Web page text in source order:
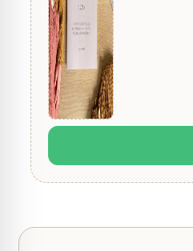
Taal
Deens, Engels
Je waardering
1 van de 5 sterren
Je beoordeling